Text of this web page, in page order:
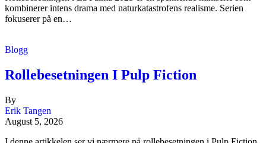
kombinerer intens drama med naturkatastrofens realisme. Serien
fokuserer på en…
Blogg
Rollebesetningen I Pulp Fiction
By
Erik Tangen
August 5, 2026